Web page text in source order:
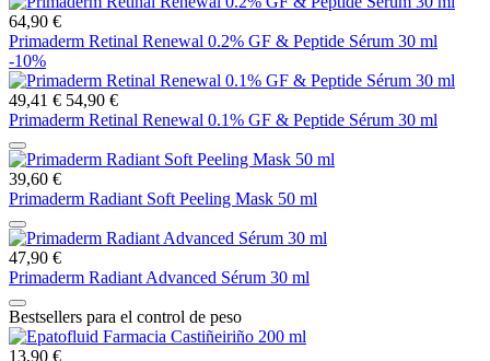
64,90 €
Primaderm Retinal Renewal 0.2% GF & Peptide Sérum 30 ml
-10%
49,41 € 54,90 €
Primaderm Retinal Renewal 0.1% GF & Peptide Sérum 30 ml
39,60 €
Primaderm Radiant Soft Peeling Mask 50 ml
47,90 €
Primaderm Radiant Advanced Sérum 30 ml
Bestsellers para el control de peso
13,90 €